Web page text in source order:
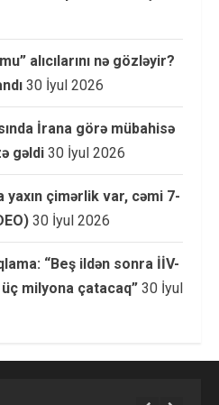
alıcılarını nə gözləyir?
30 İyul 2026
İrana görə mübahisə
gəldi 30 İyul 2026
yaxın çimərlik var, cəmi 7-
30 İyul 2026
“Beş ildən sonra İİV-
üç milyona çatacaq” 30 İyul